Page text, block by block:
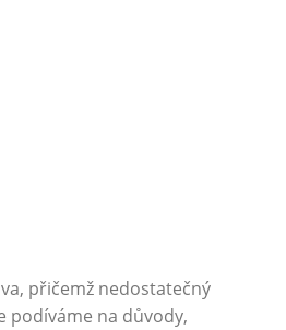
přičemž nedostatečný
podíváme na důvody,